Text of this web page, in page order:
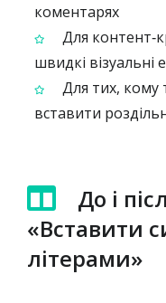
коментарях
Для
швидкі
Для тих,
вставити
До і
«Вставити
літерами»